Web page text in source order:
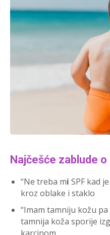
Najčešće zablude
“Ne treba mi SPF kad
kroz oblake i staklo
“Imam tamniju kožu
tamnija koža sporije